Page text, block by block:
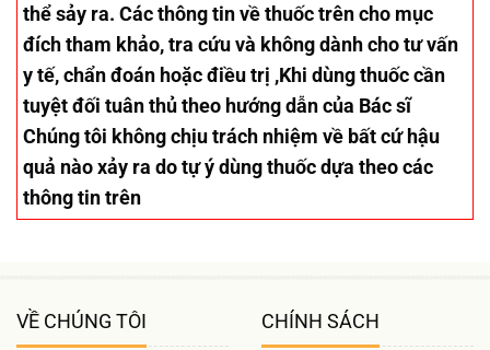
thể sảy ra. Các thông tin về thuốc trên cho mục
đích tham khảo, tra cứu và không dành cho tư vấn
y tế, chẩn đoán hoặc điều trị ,Khi dùng thuốc cần
tuyệt đối tuân thủ theo hướng dẫn của Bác sĩ
Chúng tôi không chịu trách nhiệm về bất cứ hậu
quả nào xảy ra do tự ý dùng thuốc dựa theo các
thông tin trên
VỀ CHÚNG TÔI CHÍNH SÁCH